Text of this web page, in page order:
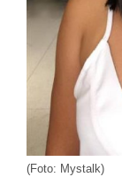
(Foto: Mystalk)